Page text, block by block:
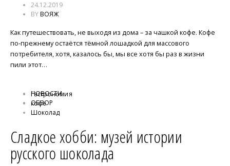
24.12.2019
BYВОЯЖ
Как путешествовать, не выходя из дома – за чашкой кофе. Кофе
по-прежнему остаётся тёмной лошадкой для массового
потребителя, хотя, казалось бы, мы все хотя бы раз в жизни
пили этот…
НОВОСТИ
ОБЗОР
Гастрономия
кофе
Шоколад
Сладкое хобби: музей истории
русского шоколада